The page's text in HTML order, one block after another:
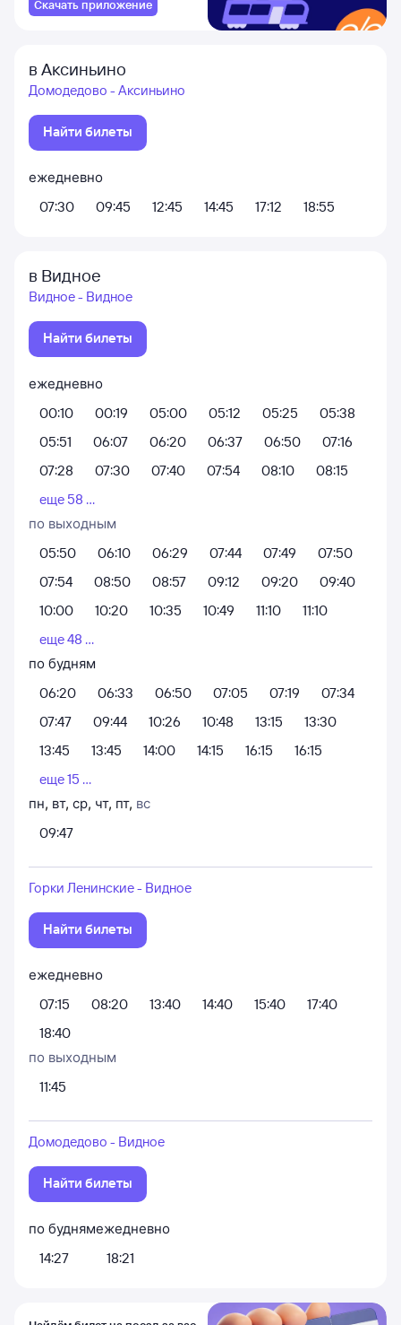
Скачать приложение
в Аксиньино
Домодедово - Аксиньино
Найти билеты
ежедневно
07:30
09:45 12:45 14:45 17:12 18:55
в Видное
Видное - Видное
Найти билеты
ежедневно
00:10
00:19 05:00 05:12 05:25
05:38
05:51
06:07 06:20 06:37 06:50
07:16
07:28
07:30 07:40 07:54 08:10
08:15
еще 58 ...
по выходным
05:50
06:10 06:29 07:44 07:49
07:50
07:54
08:50 08:57 09:12 09:20
09:40
10:00
10:20 10:35 10:49 11:10
11:10
еще 48 ...
по будням
06:20
06:33 06:50 07:05 07:19
07:34
07:47
09:44 10:26 10:48 13:15
13:30
13:45
13:45 14:00 14:15 16:15
16:15
еще 15 ...
пн, вт, ср, чт, пт, вс
09:47
Горки Ленинские - Видное
Найти билеты
ежедневно
07:15
08:20 13:40 14:40 15:40
17:40
18:40
по выходным
11:45
Домодедово - Видное
Найти билеты
по будням
14:27
ежедневно
18:21